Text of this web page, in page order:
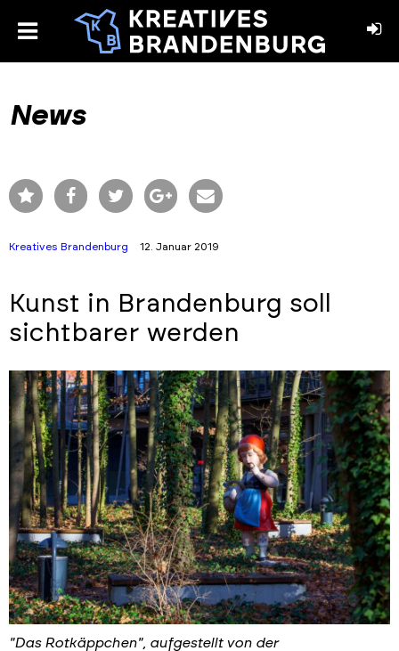
toggle
News
Kreatives Brandenburg 12. Januar 2019
Kunst in Brandenburg soll
sichtbarer werden
"Das Rotkäppchen", aufgestellt von der